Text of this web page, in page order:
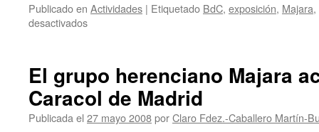
Publicado en Actividades | Etiquetado BdC, exposición, Majara,
desactivadosen
de
Herencia
llevarán
a
El grupo herenciano Majara
Caracol de Madrid
Publicada el 27 mayo 2008porClaro Fdez.-Caballero Martín-